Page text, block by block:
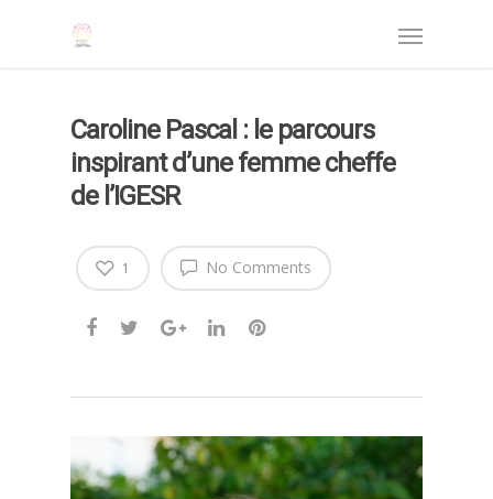
Caroline Pascal : le parcours
inspirant d’une femme cheffe
de l’IGESR
No Comments
1